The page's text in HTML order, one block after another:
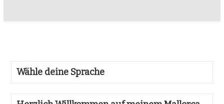
Wähle deine Sprache